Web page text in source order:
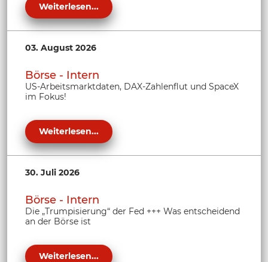
Weiterlesen...
03. August 2026
Börse - Intern
US-Arbeitsmarktdaten, DAX-Zahlenflut und SpaceX
im Fokus!
Weiterlesen...
30. Juli 2026
Börse - Intern
Die „Trumpisierung“ der Fed +++ Was entscheidend
an der Börse ist
Weiterlesen...